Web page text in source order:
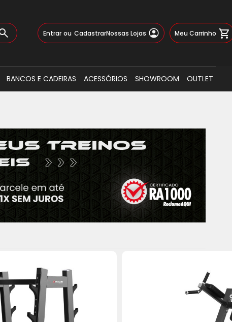
Pular
para
Entrar CadastrarNossas Lojas Meu Carrinho
BANCOS E CADEIRAS ACESSÓRIOS SHOWROOM OUTLET